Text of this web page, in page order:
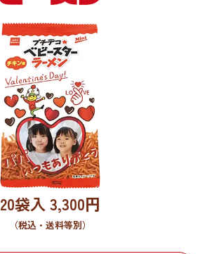
20袋入 3,300円
（税込・送料等別）